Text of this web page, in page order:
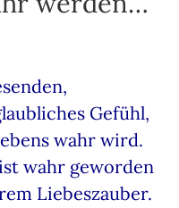
Gefühl,
wahr wird.
wahr geworden
Liebeszauber.